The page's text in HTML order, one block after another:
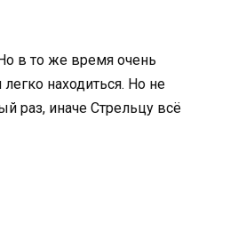
в то же время очень
находиться. Но не
раз, иначе Стрельцу всё